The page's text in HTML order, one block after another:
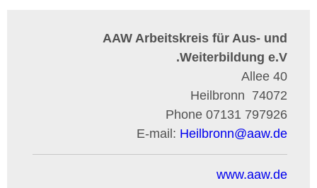
AAW Arbeitskreis für Aus- und
Weiterbildung e.V.
Allee 40
74072
Heilbronn
Phone 07131 797926
E-mail: Heilbronn@aaw.de
www.aaw.de